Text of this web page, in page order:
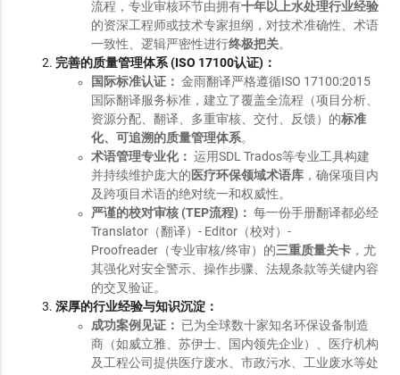
流程，专业审核环节由拥有十年以上水处理行业经验
的资深工程师或技术专家担纲，对技术准确性、术语
一致性、逻辑严密性进行终极把关。
完善的质量管理体系 (ISO 17100认证)：
国际标准认证： 金雨翻译严格遵循ISO 17100:2015
国际翻译服务标准，建立了覆盖全流程（项目分析、
资源分配、翻译、多重审核、交付、反馈）的标准
化、可追溯的质量管理体系。
术语管理专业化： 运用SDL Trados等专业工具构建
并持续维护庞大的医疗环保领域术语库 ，确保项目内
及跨项目术语的绝对统一和权威性。
严谨的校对审核 (TEP流程)： 每一份手册翻译都必经
Translator（翻译）- Editor（校对）-
Proofreader（专业审核/终审）的三重质量关卡 ，尤
其强化对安全警示、操作步骤、法规条款等关键内容
的交叉验证。
深厚的行业经验与知识沉淀：
成功案例见证： 已为全球数十家知名环保设备制造
商（如威立雅、苏伊士、国内领先企业）、医疗机构
及工程公司提供医疗废水、市政污水、工业废水等处